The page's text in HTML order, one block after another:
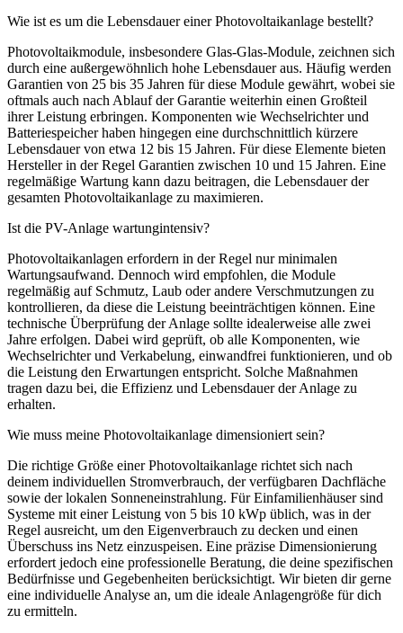
Wie ist es um die Lebensdauer einer Photovoltaikanlage bestellt?
Photovoltaikmodule, insbesondere Glas-Glas-Module, zeichnen sich
durch eine außergewöhnlich hohe Lebensdauer aus. Häufig werden
Garantien von 25 bis 35 Jahren für diese Module gewährt, wobei sie
oftmals auch nach Ablauf der Garantie weiterhin einen Großteil
ihrer Leistung erbringen. Komponenten wie Wechselrichter und
Batteriespeicher haben hingegen eine durchschnittlich kürzere
Lebensdauer von etwa 12 bis 15 Jahren. Für diese Elemente bieten
Hersteller in der Regel Garantien zwischen 10 und 15 Jahren. Eine
regelmäßige Wartung kann dazu beitragen, die Lebensdauer der
gesamten Photovoltaikanlage zu maximieren.
Ist die PV-Anlage wartungintensiv?
Photovoltaikanlagen erfordern in der Regel nur minimalen
Wartungsaufwand. Dennoch wird empfohlen, die Module
regelmäßig auf Schmutz, Laub oder andere Verschmutzungen zu
kontrollieren, da diese die Leistung beeinträchtigen können. Eine
technische Überprüfung der Anlage sollte idealerweise alle zwei
Jahre erfolgen. Dabei wird geprüft, ob alle Komponenten, wie
Wechselrichter und Verkabelung, einwandfrei funktionieren, und ob
die Leistung den Erwartungen entspricht. Solche Maßnahmen
tragen dazu bei, die Effizienz und Lebensdauer der Anlage zu
erhalten.
Wie muss meine Photovoltaikanlage dimensioniert sein?
Die richtige Größe einer Photovoltaikanlage richtet sich nach
deinem individuellen Stromverbrauch, der verfügbaren Dachfläche
sowie der lokalen Sonneneinstrahlung. Für Einfamilienhäuser sind
Systeme mit einer Leistung von 5 bis 10 kWp üblich, was in der
Regel ausreicht, um den Eigenverbrauch zu decken und einen
Überschuss ins Netz einzuspeisen. Eine präzise Dimensionierung
erfordert jedoch eine professionelle Beratung, die deine spezifischen
Bedürfnisse und Gegebenheiten berücksichtigt. Wir bieten dir gerne
eine individuelle Analyse an, um die ideale Anlagengröße für dich
zu ermitteln.